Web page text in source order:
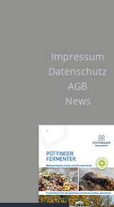
Impressum
Datenschutz
AGB
News